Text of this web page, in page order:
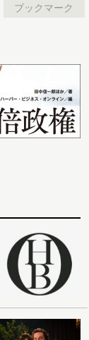
ブックマーク